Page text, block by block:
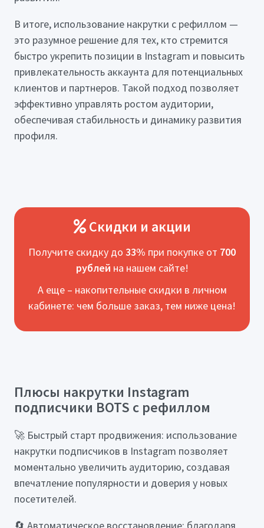
В итоге, использование накрутки с рефиллом —
это разумное решение для тех, кто стремится
быстро укрепить позиции в Instagram и повысить
привлекательность аккаунта для потенциальных
клиентов и партнеров. Такой подход позволяет
эффективно управлять ростом аудитории,
обеспечивая стабильность и динамику развития
профиля.
Скидки и акции
Получите скидку до 33% при покупке от 700
рублей на нашем сайте!
А еще – накопительные скидки в личном
кабинете: чем больше заказ, тем ниже цена!
Плюсы накрутки Instagram
подписчики BOTS с рефиллом
🚀 Быстрый старт продвижения: использование
накрутки подписчиков в Instagram позволяет
моментально увеличить аудиторию, создавая
впечатление популярности и доверия у новых
посетителей.
🔄 Автоматическое восстановление: благодаря